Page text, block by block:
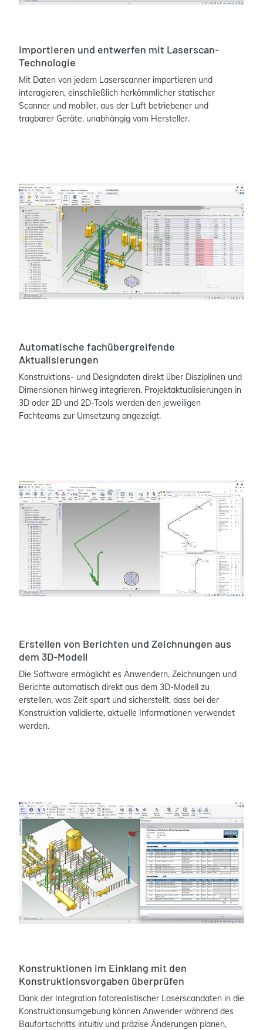
Importieren und entwerfen mit Laserscan-
Technologie
Mit Daten von jedem Laserscanner importieren und
interagieren, einschließlich herkömmlicher statischer
Scanner und mobiler, aus der Luft betriebener und
tragbarer Geräte, unabhängig vom Hersteller.
Automatische fachübergreifende
Aktualisierungen
Konstruktions- und Designdaten direkt über Disziplinen und
Dimensionen hinweg integrieren. Projektaktualisierungen in
3D oder 2D und 2D-Tools werden den jeweiligen
Fachteams zur Umsetzung angezeigt.
Erstellen von Berichten und Zeichnungen aus
dem 3D-Modell
Die Software ermöglicht es Anwendern, Zeichnungen und
Berichte automatisch direkt aus dem 3D-Modell zu
erstellen, was Zeit spart und sicherstellt, dass bei der
Konstruktion validierte, aktuelle Informationen verwendet
werden.
Konstruktionen im Einklang mit den
Konstruktionsvorgaben überprüfen
Dank der Integration fotorealistischer Laserscandaten in die
Konstruktionsumgebung können Anwender während des
Baufortschritts intuitiv und präzise Änderungen planen,